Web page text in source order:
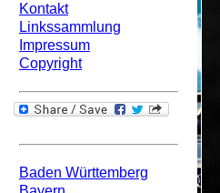
Kontakt
Linkssammlung
Impressum
Copyright
Baden Württemberg